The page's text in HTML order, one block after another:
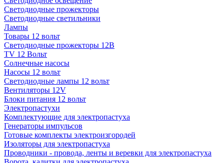
Светодиодные прожекторы
Светодиодные светильники
Лампы
Товары 12 вольт
Светодиодные прожекторы 12В
TV 12 Вольт
Солнечные насосы
Насосы 12 вольт
Светодиодные лампы 12 вольт
Вентиляторы 12V
Блоки питания 12 вольт
Электропастухи
Комплектующие для электропастуха
Генераторы импульсов
Готовые комплекты электроизгородей
Изоляторы для электропастуха
Проводники - провода, ленты и веревки для электропастуха